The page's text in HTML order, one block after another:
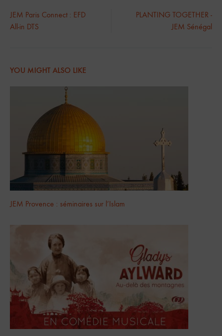
JEM Paris Connect : EFD
All-in DTS
PLANTING TOGETHER -
JEM Sénégal
YOU MIGHT ALSO LIKE
JEM Provence : séminaires sur l’Islam